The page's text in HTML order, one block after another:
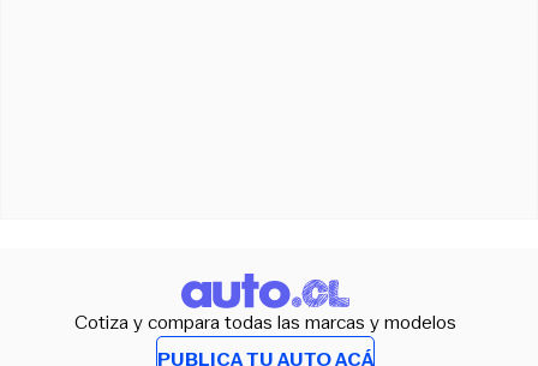
Cotiza y compara todas las marcas y modelos
PUBLICA TU AUTO ACÁ